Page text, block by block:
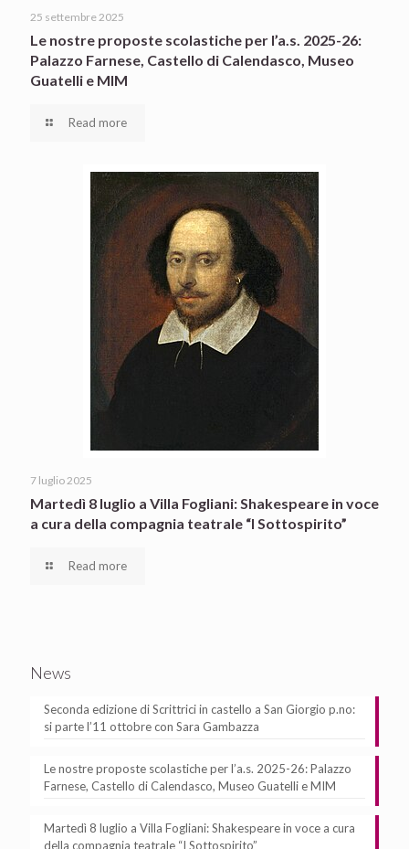
25 settembre 2025
Le nostre proposte scolastiche per l’a.s. 2025-26:
Palazzo Farnese, Castello di Calendasco, Museo
Guatelli e MIM
Read more
7 luglio 2025
Martedì 8 luglio a Villa Fogliani: Shakespeare in voce
a cura della compagnia teatrale “I Sottospirito”
Read more
News
Seconda edizione di Scrittrici in castello a San Giorgio p.no:
si parte l’11 ottobre con Sara Gambazza
Le nostre proposte scolastiche per l’a.s. 2025-26: Palazzo
Farnese, Castello di Calendasco, Museo Guatelli e MIM
Martedì 8 luglio a Villa Fogliani: Shakespeare in voce a cura
della compagnia teatrale “I Sottospirito”